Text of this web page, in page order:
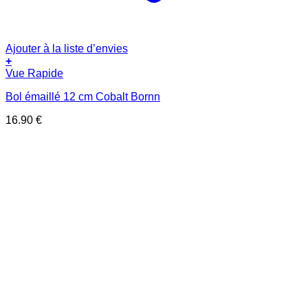
Ajouter à la liste d’envies
+
Vue Rapide
Bol émaillé 12 cm Cobalt Bornn
16.90 €